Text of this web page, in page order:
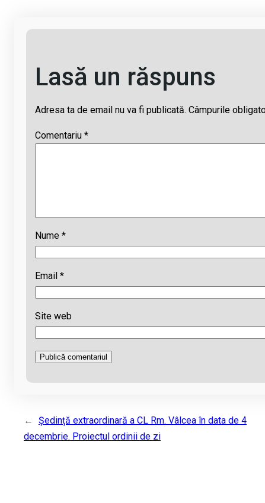
Lasă un răspuns
Adresa ta de email nu va fi publicată. Câmpurile
Comentariu *
Nume *
Email *
Site web
←
Ședință extraordinară a CL Rm. Vâlcea în data de 4
decembrie. Proiectul ordinii de zi